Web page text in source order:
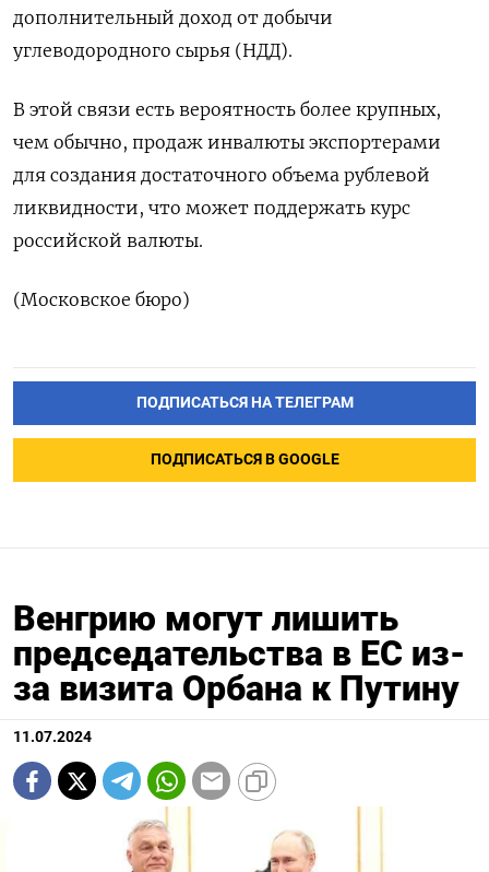
дополнительный доход от добычи
углеводородного сырья (НДД).
В этой связи есть вероятность более крупных,
чем обычно, продаж инвалюты экспортерами
для создания достаточного объема рублевой
ликвидности, что может поддержать курс
российской валюты.
(Московское бюро)
ПОДПИСАТЬСЯ НА ТЕЛЕГРАМ
ПОДПИСАТЬСЯ В GOOGLE
Венгрию могут лишить
председательства в ЕС из-
за визита Орбана к Путину
11.07.2024